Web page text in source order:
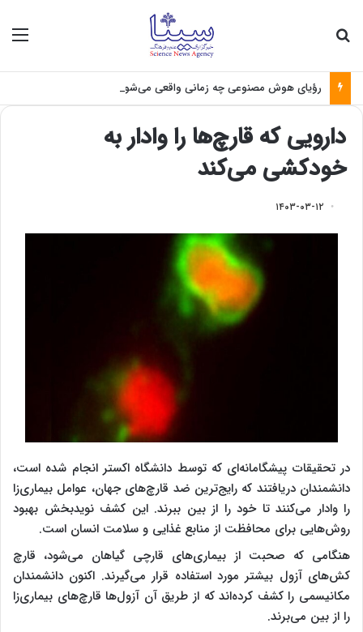
رؤیای هوش مصنوعی چه زمانی واقعی می‌شود؟
دارویی که قارچ‌ها را وادار به
خودکشی می‌کند
۱۴۰۳-۰۳-۱۲
در تحقیقات پیشگامانه‌ای که توسط دانشگاه اکستر انجام شده است،
دانشمندان دریافتند که رایج‌ترین ضد قارچ‌های جهان، عوامل بیماری‌زا
را وادار می‌کنند تا خود را از بین ببرند. این کشف نویدبخش بهبود
روش‌هایی برای محافظت از منابع غذایی و سلامت انسان است.
هنگامی که صحبت از بیماری‌های قارچی گیاهان می‌شود، قارچ
کش‌های آزول بیشتر مورد استفاده قرار می‌گیرند. اکنون دانشمندان
مکانیسمی را کشف کرده‌اند که از طریق آن آزول‌ها قارچ‌های بیماری‌زا
را از بین می‌برند.